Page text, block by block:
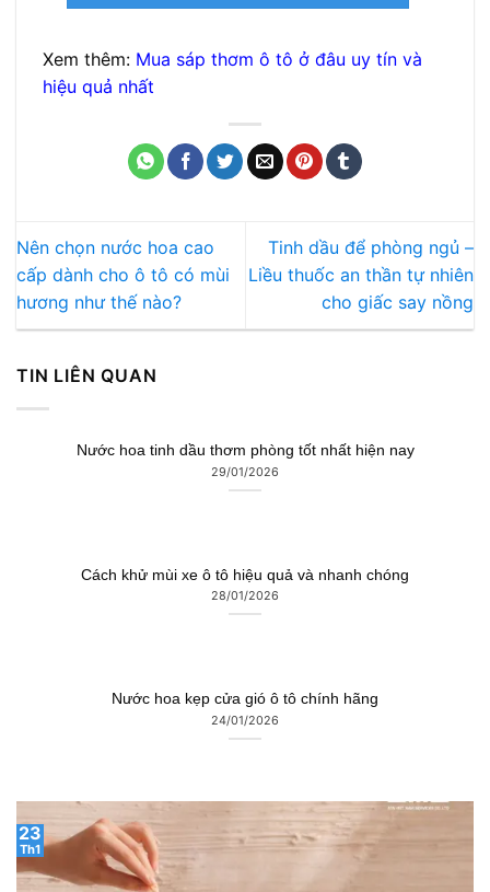
Xem thêm: Mua sáp thơm ô tô ở đâu uy tín và
hiệu quả nhất
Nên chọn nước hoa cao
cấp dành cho ô tô có mùi
hương như thế nào?
Tinh dầu để phòng ngủ –
Liều thuốc an thần tự nhiên
cho giấc say nồng
TIN LIÊN QUAN
Nước hoa tinh dầu thơm phòng tốt nhất hiện nay
29/01/2026
Cách khử mùi xe ô tô hiệu quả và nhanh chóng
28/01/2026
Nước hoa kẹp cửa gió ô tô chính hãng
24/01/2026
23
Th1